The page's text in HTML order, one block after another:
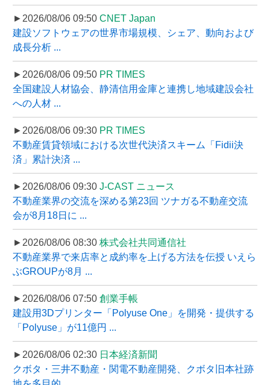
►2026/08/06 09:50 CNET Japan
建設ソフトウェアの世界市場規模、シェア、動向および
成長分析 ...
►2026/08/06 09:50 PR TIMES
全国建設人材協会、静清信用金庫と連携し地域建設会社
への人材 ...
►2026/08/06 09:30 PR TIMES
不動産賃貸領域における次世代決済スキーム「Fidii決
済」累計決済 ...
►2026/08/06 09:30 J-CAST ニュース
不動産業界の交流を深める第23回 ツナガる不動産交流
会が8月18日に ...
►2026/08/06 08:30 株式会社共同通信社
不動産業界で来店率と成約率を上げる方法を伝授 いえら
ぶGROUPが8月 ...
►2026/08/06 07:50 創業手帳
建設用3Dプリンター「Polyuse One」を開発・提供する
「Polyuse」が11億円 ...
►2026/08/06 02:30 日本経済新聞
クボタ・三井不動産・関電不動産開発、クボタ旧本社跡